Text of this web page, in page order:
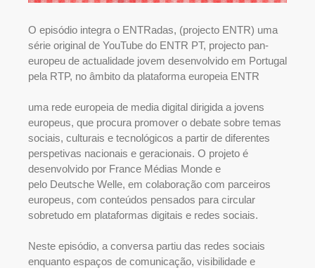
O episódio integra o ENTRadas, (projecto ENTR) uma
série original de YouTube do ENTR PT, projecto pan-
europeu de actualidade jovem desenvolvido em Portugal
pela RTP, no âmbito da plataforma europeia ENTR
uma rede europeia de media digital dirigida a jovens
europeus, que procura promover o debate sobre temas
sociais, culturais e tecnológicos a partir de diferentes
perspetivas nacionais e geracionais. O projeto é
desenvolvido por France Médias Monde e
pelo Deutsche Welle, em colaboração com parceiros
europeus, com conteúdos pensados para circular
sobretudo em plataformas digitais e redes sociais.
Neste episódio, a conversa partiu das redes sociais
enquanto espaços de comunicação, visibilidade e